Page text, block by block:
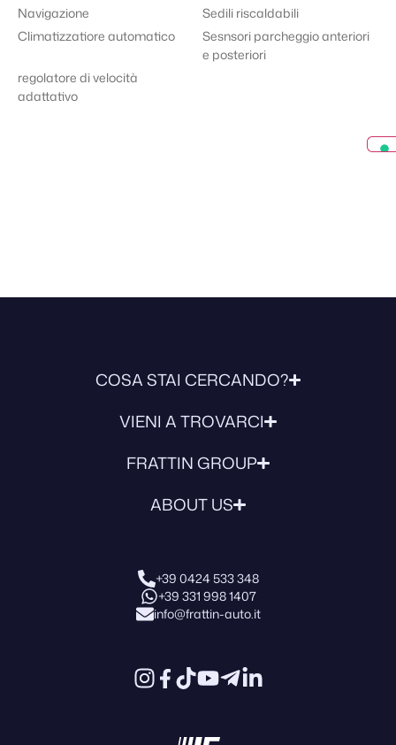
Navigazione
Sedili riscaldabili
Climatizzatiore automatico
Sesnsori parcheggio anteriori
e posteriori
regolatore di velocità
adattativo
COSA STAI CERCANDO?
VIENI A TROVARCI
FRATTIN GROUP
ABOUT US
+39 0424 533 348
+39 331 998 1407
info@frattin-auto.it